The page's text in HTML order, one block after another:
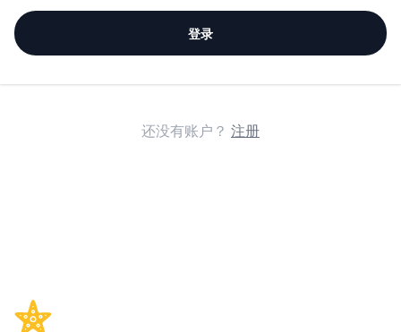
登录
还没有账户？ 注册